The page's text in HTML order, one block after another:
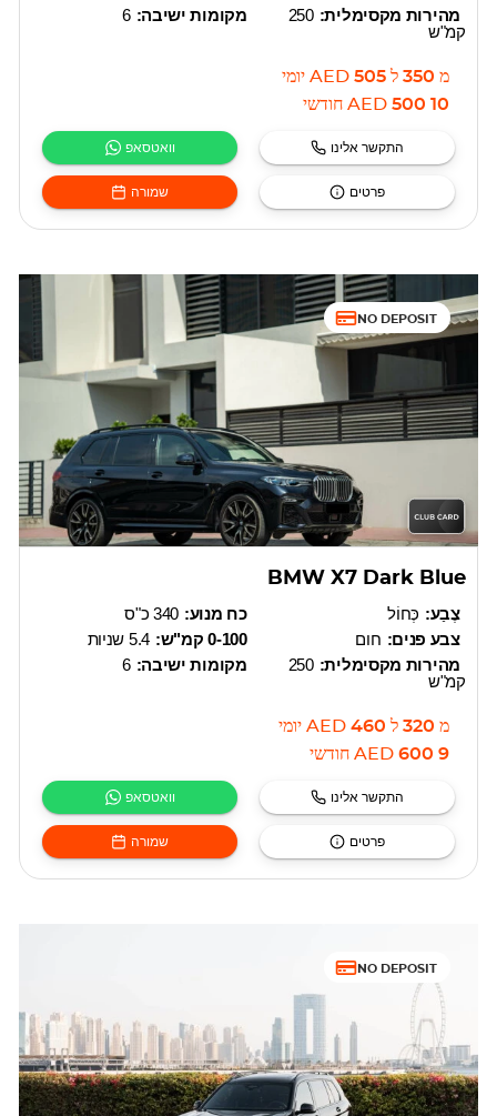
מקומות ישיבה: 6
מהירות מקסימלית: 250
קמ"ש
מ 350 ל 505
AED יומי
10 500
AED חודשי
וואטסאפ התקשר אלינו
שמורה פרטים
NO DEPOSIT
BMW X7 Dark Blue
כח מנוע: 340 כ"ס
0-100 קמ"ש:
5.4 שניות
מקומות ישיבה: 6
צֶבַע: כְּחוֹל
צבע פנים: חום
מהירות מקסימלית: 250
קמ"ש
מ 320 ל 460
AED יומי
9 600
AED חודשי
וואטסאפ התקשר אלינו
שמורה פרטים
NO DEPOSIT